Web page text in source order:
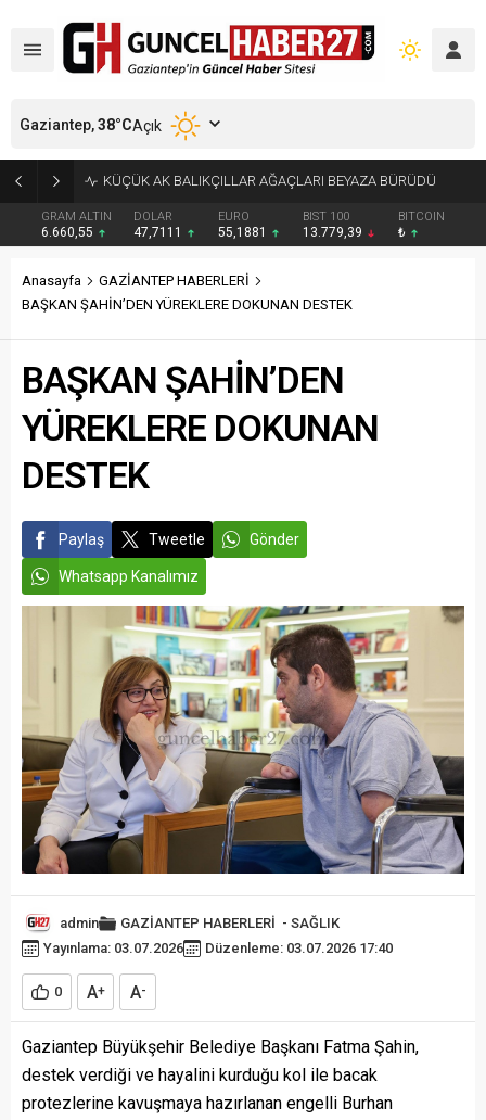
KÜÇÜK AK BALIKÇILLAR AĞAÇLARI BEYAZA BÜRÜDÜ
GRAM ALTIN
6.660,55
DOLAR
47,7111
EURO
55,1881
BIST 100
13.779,39
BITCOIN
₺
Gaziantep,38°CAçık
Anasayfa
GAZİANTEP HABERLERİ
BAŞKAN ŞAHİN’DEN YÜREKLERE DOKUNAN DESTEK
BAŞKAN ŞAHİN’DEN
YÜREKLERE DOKUNAN
DESTEK
Paylaş Tweetle Gönder
Whatsapp Kanalımız
admin GAZİANTEP HABERLERİ - SAĞLIK
Yayınlama: 03.07.2026
Düzenleme: 03.07.2026 17:40
0 A+ A-
Gaziantep Büyükşehir Belediye Başkanı Fatma Şahin,
destek verdiği ve hayalini kurduğu kol ile bacak
protezlerine kavuşmaya hazırlanan engelli Burhan